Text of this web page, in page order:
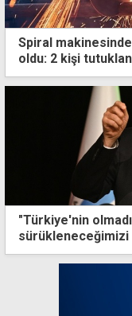
Spiral
oldu: 2 kişi
"Türkiye'nin
sürükleneceğimizi